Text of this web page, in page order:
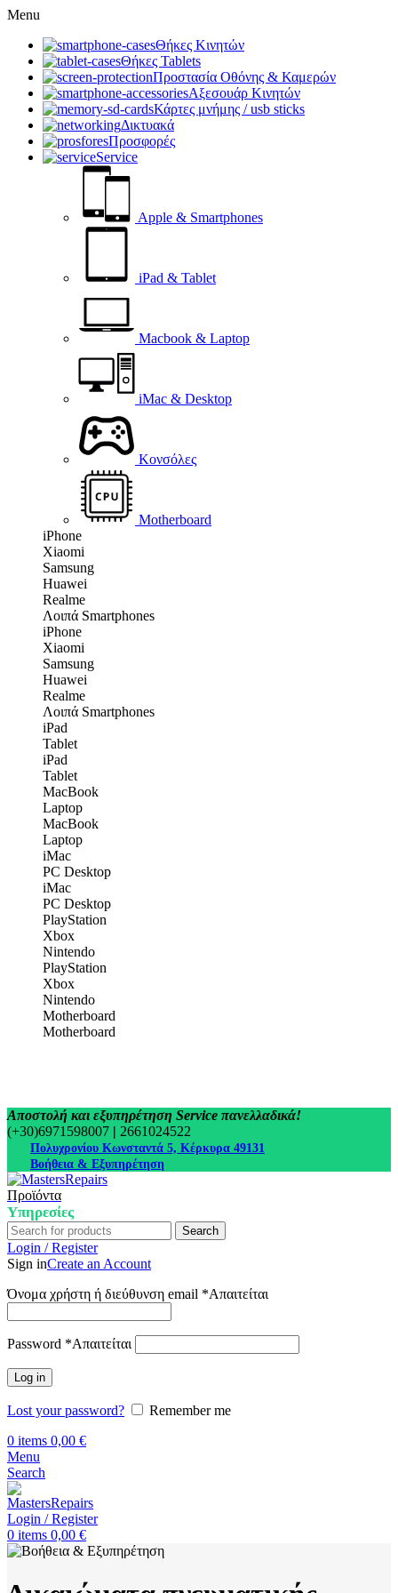
Menu
Θήκες Κινητών
Θήκες Tablets
Προστασία Οθόνης & Καμερών
Αξεσουάρ Κινητών
Κάρτες μνήμης / usb sticks
Δικτυακά
Προσφορές
Service
Apple & Smartphones
iPad & Tablet
Macbook & Laptop
iMac & Desktop
Κονσόλες
Motherboard
iPhone
Xiaomi
Samsung
Huawei
Realme
Λοιπά Smartphones
iPhone
Xiaomi
Samsung
Huawei
Realme
Λοιπά Smartphones
iPad
Tablet
iPad
Tablet
MacBook
Laptop
MacBook
Laptop
iMac
PC Desktop
iMac
PC Desktop
PlayStation
Xbox
Nintendo
PlayStation
Xbox
Nintendo
Motherboard
Motherboard
Αποστολή και εξυπηρέτηση Service πανελλαδικά!
(+30)6971598007 | 2661024522
Πολυχρονίου Κωνσταντά 5, Κέρκυρα 49131
Βοήθεια & Εξυπηρέτηση
Προϊόντα
Υπηρεσίες
Search
Login / Register
Sign inCreate an Account
Όνομα χρήστη ή διεύθυνση email *Απαιτείται
Password *Απαιτείται
Log in
Lost your password?
Remember me
0 items 0,00 €
Menu
Search
Login / Register
0 items 0,00 €